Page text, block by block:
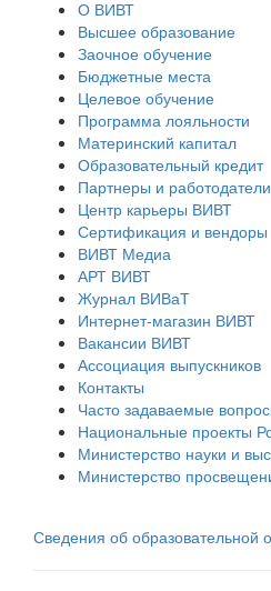
О ВИВТ
Высшее образование
Заочное обучение
Бюджетные места
Целевое обучение
Программа лояльности
Материнский капитал
Образовательный кредит
Партнеры и работодатели
Центр карьеры ВИВТ
Сертификация и вендоры
ВИВТ Медиа
АРТ ВИВТ
Журнал ВИВаТ
Интернет-магазин ВИВТ
Вакансии ВИВТ
Ассоциация выпускников
Контакты
Часто задаваемые
Национальные проекты
Министерство науки и
Министерство
Сведения об образовательной